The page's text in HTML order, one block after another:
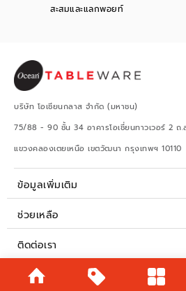
สะสมและแลกพอยท์
บริษัท โอเชียนกลาส จำกัด (มหาชน)
75/88 - 90 ชั้น 34 อาคารโอเชี่ยนทาวเวอร์ 2 ถ
แขวงคลองเตยเหนือ เขตวัฒนา กรุงเทพฯ 10110
ข้อมูลเพิ่มเติม
ช่วยเหลือ
ติดต่อเรา
เวลาทำการ